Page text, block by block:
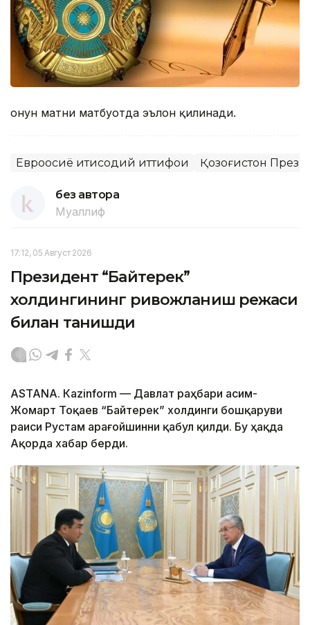
Қонун матни матбуотда эълон қилинади.
Евроосиё иқтисодий иттифоқи Қозоғистон
без автора
Муаллиф
17:12, 05 Август 2026
Президент “Байтерек”
холдингининг ривожланиш режаси
билан танишди
ASTANА. Каzinform — Давлат раҳбари Қасим-
Жомарт Тоқаев “Байтерек” холдинги бошқаруви
раиси Рустам Қарағойшинни қабул қилди. Бу ҳақда
Ақорда хабар берди.